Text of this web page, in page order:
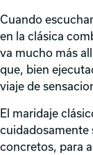
Cuando
en la clásica
va mucho más
que, bien
viaje de
El maridaje
cuidadosamente
concretos, para